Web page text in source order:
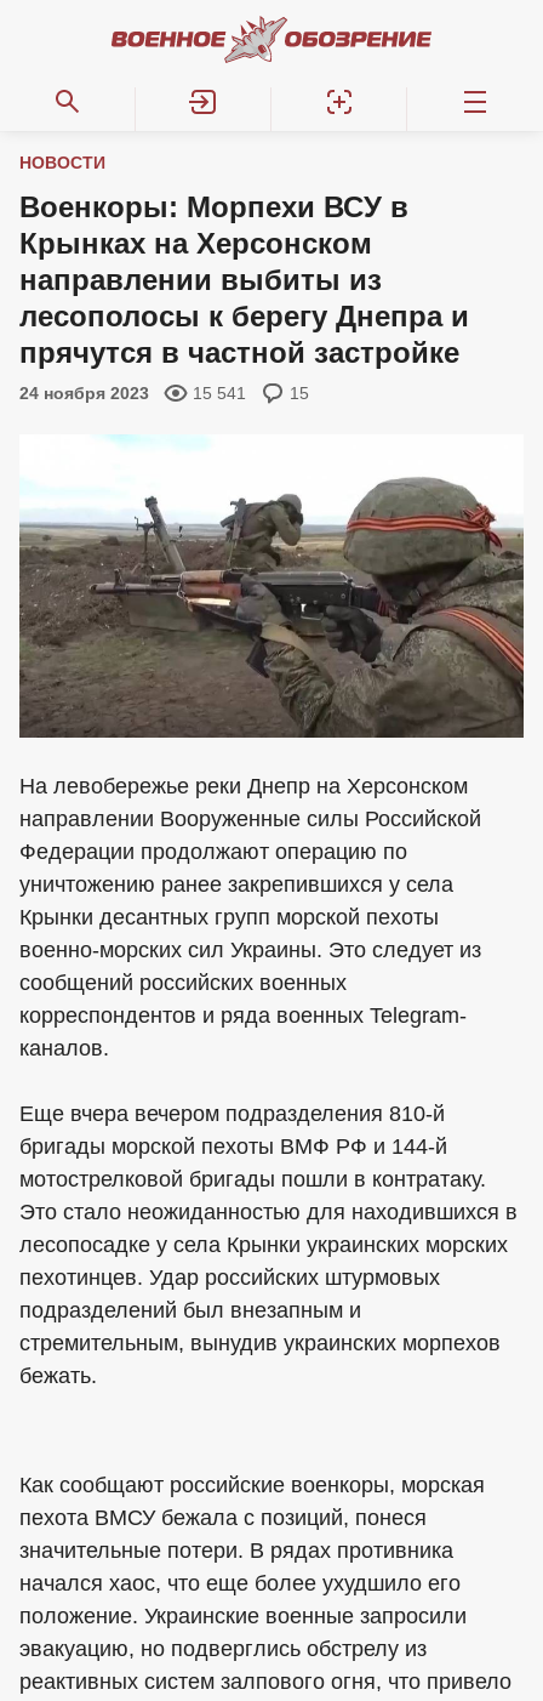
НОВОСТИ
Военкоры: Морпехи ВСУ в
Крынках на Херсонском
направлении выбиты из
лесополосы к берегу Днепра и
прячутся в частной застройке
24 ноября 2023 15 541 15
На левобережье реки Днепр на Херсонском
направлении Вооруженные силы Российской
Федерации продолжают операцию по
уничтожению ранее закрепившихся у села
Крынки десантных групп морской пехоты
военно-морских сил Украины. Это следует из
сообщений российских военных
корреспондентов и ряда военных Telegram-
каналов.
Еще вчера вечером подразделения 810-й
бригады морской пехоты ВМФ РФ и 144-й
мотострелковой бригады пошли в контратаку.
Это стало неожиданностью для находившихся в
лесопосадке у села Крынки украинских морских
пехотинцев. Удар российских штурмовых
подразделений был внезапным и
стремительным, вынудив украинских морпехов
бежать.
Как сообщают российские военкоры, морская
пехота ВМСУ бежала с позиций, понеся
значительные потери. В рядах противника
начался хаос, что еще более ухудшило его
положение. Украинские военные запросили
эвакуацию, но подверглись обстрелу из
реактивных систем залпового огня, что привело